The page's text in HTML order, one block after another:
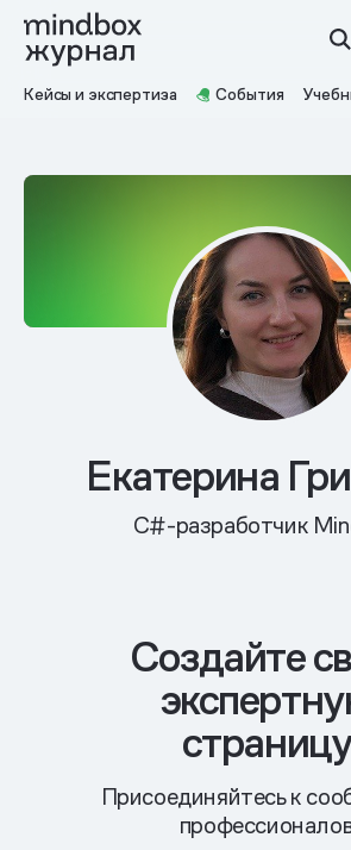
Кейсы и экспертиза События
Екатерина
C#-разработчик
Cоздайте
страницу
Присоединяйтесь к